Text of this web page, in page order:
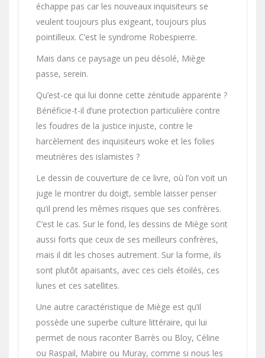
échappe pas car les nouveaux inquisiteurs se
veulent toujours plus exigeant, toujours plus
pointilleux. C’est le syndrome Robespierre.
Mais dans ce paysage un peu désolé, Miège
passe, serein.
Qu’est-ce qui lui donne cette zénitude apparente ?
Bénéficie-t-il d’une protection particulière contre
les foudres de la justice injuste, contre le
harcèlement des inquisiteurs woke et les folies
meutrières des islamistes ?
Le dessin de couverture de ce livre, où l’on voit un
juge le montrer du doigt, semble laisser penser
qu’il prend les mêmes risques que ses confrères.
C’est le cas. Sur le fond, les dessins de Miège sont
aussi forts que ceux de ses meilleurs confrères,
mais il dit les choses autrement. Sur la forme, ils
sont plutôt apaisants, avec ces ciels étoilés, ces
lunes et ces satellites.
Une autre caractéristique de Miège est qu’il
possède une superbe culture littéraire, qui lui
permet de nous raconter Barrès ou Bloy, Céline
ou Raspail, Mabire ou Muray, comme si nous les